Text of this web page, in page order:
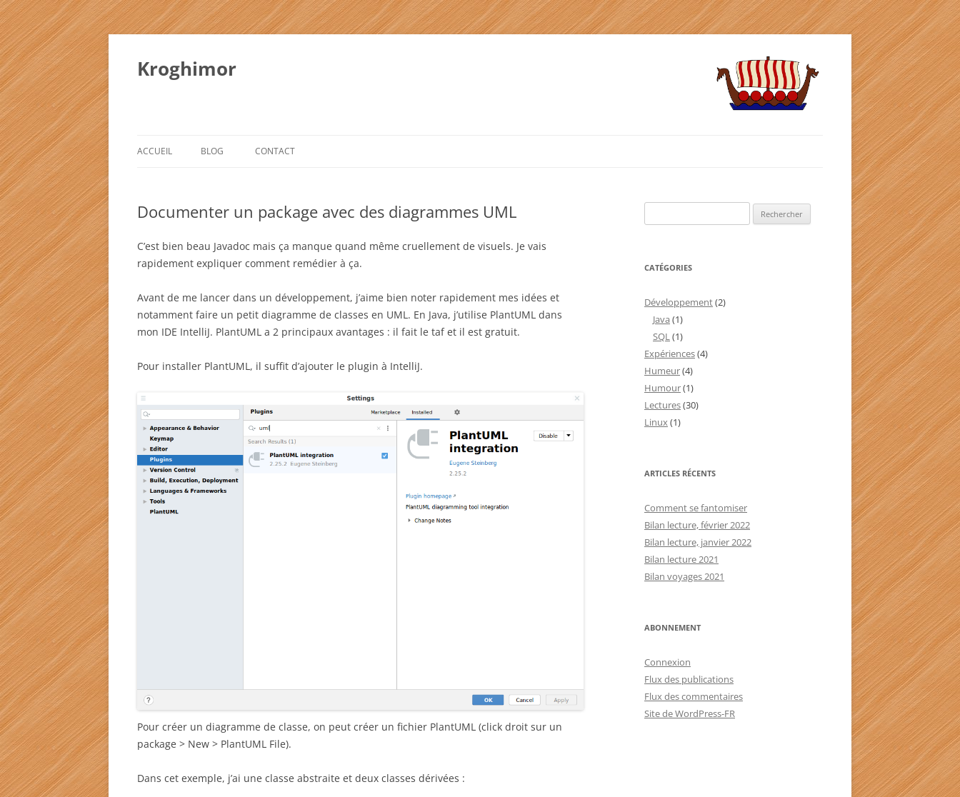
Kroghimor
ACCUEIL BLOG CONTACT
Documenter un package avec des diagrammes UML
C’est bien beau Javadoc mais ça manque quand même cruellement de visuels. Je vais
rapidement expliquer comment remédier à ça.
Avant de me lancer dans un développement, j’aime bien noter rapidement mes idées et
notamment faire un petit diagramme de classes en UML. En Java, j’utilise PlantUML dans
mon IDE IntelliJ. PlantUML a 2 principaux avantages : il fait le taf et il est gratuit.
Pour installer PlantUML, il suffit d’ajouter le plugin à IntelliJ.
Pour créer un diagramme de classe, on peut créer un fichier PlantUML (click droit sur un
package > New > PlantUML File).
Dans cet exemple, j’ai une classe abstraite et deux classes dérivées :
CATÉGORIES
Développement(2)
Java (1)
SQL(1)
Expériences(4)
Humeur(4)
Humour(1)
Lectures(30)
Linux(1)
ARTICLES RÉCENTS
Comment se fantomiser
Bilan lecture, février 2022
Bilan lecture, janvier 2022
Bilan lecture 2021
Bilan voyages 2021
ABONNEMENT
Connexion
Flux des publications
Flux des commentaires
Site de WordPress-FR